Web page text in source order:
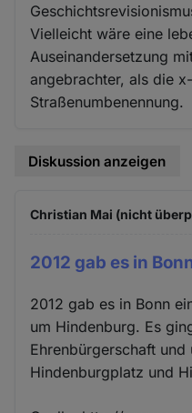
Vielleicht wäre eine
Auseinandersetzung
angebrachter, als die
Straßenumbenennung.
Diskussion anzeigen
Christian Mai (nicht
2012 gab es in
2012 gab es in Bonn
um Hindenburg. Es
Ehrenbürgerschaft
Hindenburgplatz und